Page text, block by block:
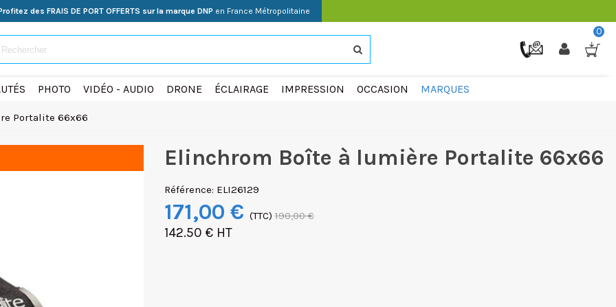
des FRAIS DE PORT OFFERTS sur la marque DNP en France Métropolitaine
0
PHOTO VIDÉO - AUDIO DRONE ÉCLAIRAGE IMPRESSION OCCASION MARQUES
Portalite 66x66
Elinchrom Boîte à lumière Portalite 66x66
Référence: ELI26129
171,00 € (TTC) 190,00 €
142.50 € HT